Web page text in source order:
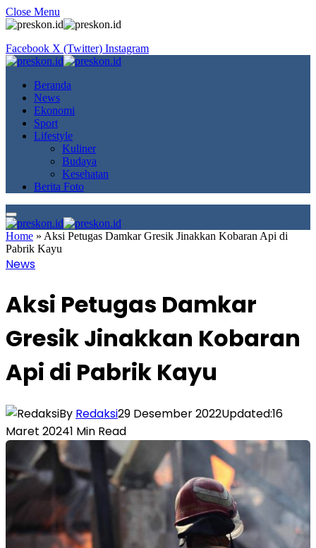
Close Menu
Facebook X (Twitter) Instagram
Beranda
News
Ekonomi
Sport
Lifestyle
Kuliner
Budaya
Kesehatan
Berita Foto
Home » Aksi Petugas Damkar Gresik Jinakkan Kobaran Api di
Pabrik Kayu
News
Aksi Petugas Damkar
Gresik Jinakkan Kobaran
Api di Pabrik Kayu
By Redaksi29 Desember 2022Updated:16
Maret 20241 Min Read